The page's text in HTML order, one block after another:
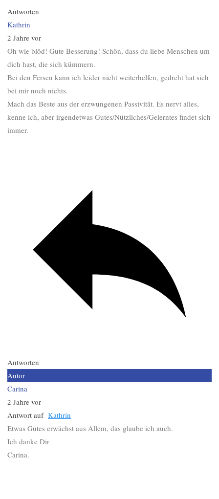
Antworten
Kathrin
2 Jahre vor
Oh wie blöd! Gute Besserung! Schön, dass du liebe Menschen um
dich hast, die sich kümmern.
Bei den Fersen kann ich leider nicht weiterhelfen, gedreht hat sich
bei mir noch nichts.
Mach das Beste aus der erzwungenen Passivität. Es nervt alles,
kenne ich, aber irgendetwas Gutes/Nützliches/Gelerntes findet sich
immer.
Antworten
Autor
Carina
2 Jahre vor
Antwort auf Kathrin
Etwas Gutes erwächst aus Allem, das glaube ich auch.
Ich danke Dir
Carina.